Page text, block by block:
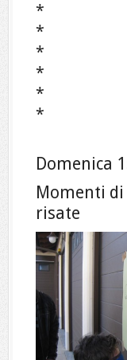
*
*
*
*
*
*
Domenica
Momenti di
risate